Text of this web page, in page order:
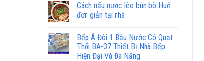
Cách nấu nước lèo bún bò Huế
đơn giản tại nhà
Bếp Á Đôi 1 Bầu Nước Có Quạt
Thổi BA-37 Thiết Bị Nhà Bếp
Hiện Đại Và Đa Năng